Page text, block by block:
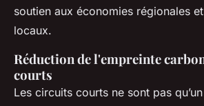
soutien aux économies régionales
locaux.
Réduction de l'empreinte
courts
Les circuits courts ne sont pas